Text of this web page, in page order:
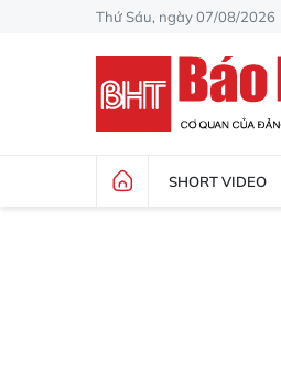
Thứ Sáu, ngày 07/08/2026
SHORT VIDEO